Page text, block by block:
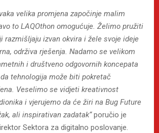
velika promjena započinje malim
to LAQOthon omogućuje. Želimo pružiti
razmišljaju izvan okvira i žele svoje ideje
održiva rješenja. Nadamo se velikom
i društveno odgovornih koncepata
tehnologija može biti pokretač
Veselimo se vidjeti kreativnost
i vjerujemo da će žiri na Bug Future
ali inspirativan zadatak“poručio je
Sektora za digitalno poslovanje.